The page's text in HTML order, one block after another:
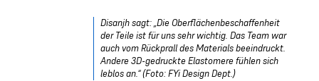
Disanjh sagt: „Die Oberflächenbeschaffenheit
der Teile ist für uns sehr wichtig. Das Team war
auch vom Rückprall des Materials beeindruckt.
Andere 3D-gedruckte Elastomere fühlen sich
leblos an.“ (Foto: FYi Design Dept.)